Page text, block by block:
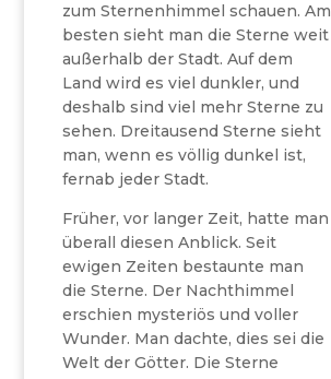
zum Sternenhimmel schauen. Am
besten sieht man die Sterne weit
außerhalb der Stadt. Auf dem
Land wird es viel dunkler, und
deshalb sind viel mehr Sterne zu
sehen. Dreitausend Sterne sieht
man, wenn es völlig dunkel ist,
fernab jeder Stadt.
Früher, vor langer Zeit, hatte man
überall diesen Anblick. Seit
ewigen Zeiten bestaunte man
die Sterne. Der Nachthimmel
erschien mysteriös und voller
Wunder. Man dachte, dies sei die
Welt der Götter. Die Sterne